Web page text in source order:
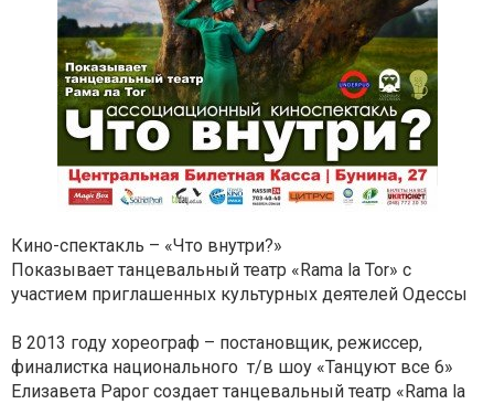
Кино-спектакль – «Что внутри?»
Показывает танцевальный театр «Rama la Tor» с
участием приглашенных культурных деятелей Одессы
В 2013 году хореограф – постановщик, режиссер,
финалистка национального т/в шоу «Танцуют все 6»
Елизавета Рарог создает танцевальный театр «Rama la